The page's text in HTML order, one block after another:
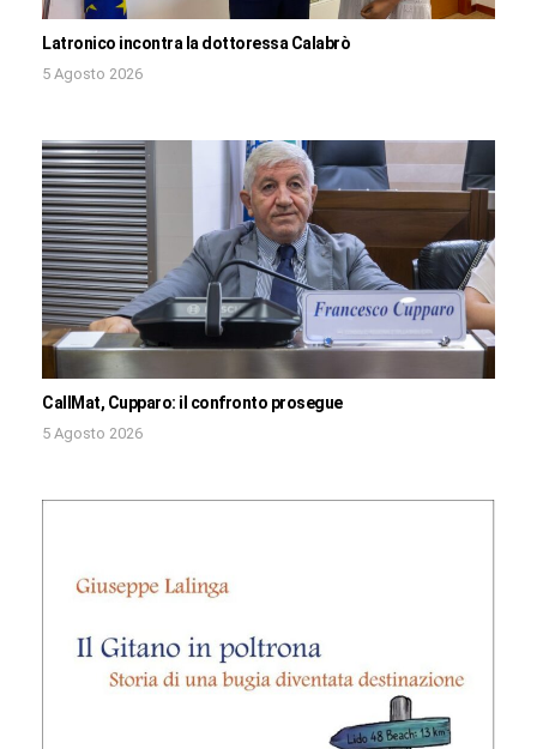
Latronico incontra la dottoressa Calabrò
5 Agosto 2026
CallMat, Cupparo: il confronto prosegue
5 Agosto 2026